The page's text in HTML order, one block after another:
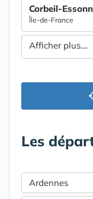
Corbeil-
Île-de-France
Afficher plus....
Les
Ardennes